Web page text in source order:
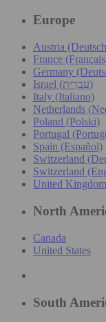
Europe
Austria
France
Germany
Israel (עִברִית)
Italy (Italiano)
Netherlands
Poland (Polski)
Portugal
Spain (Español)
Switzerland
Switzerland
United Kingdom
North
Canada
United States
South